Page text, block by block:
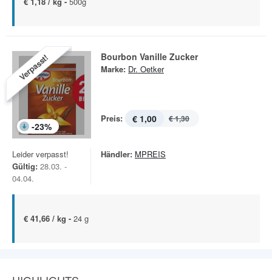
Verpasst!
-23%
Bourbon Vanille Zucker
Marke: Dr. Oetker
Preis: € 1,00 € 1,30
Leider verpasst!
Gültig: 28.03. -
04.04.
Händler: MPREIS
€ 41,66 / kg - 24 g